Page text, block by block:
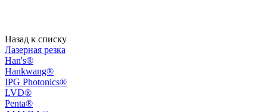
Назад к списку
Лазерная резка
Han's®
Hankwang®
IPG Photonics®
LVD®
Penta®